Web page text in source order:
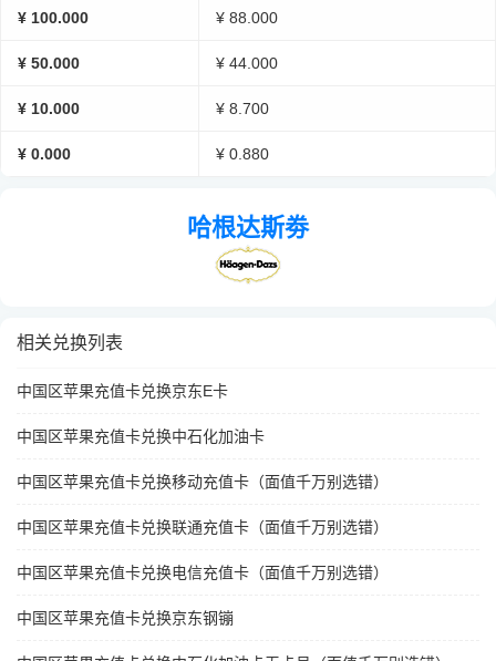
¥ 100.000 ¥ 88.000
¥ 50.000 ¥ 44.000
¥ 10.000 ¥ 8.700
¥ 0.000 ¥ 0.880
哈根达斯劵
相关兑换列表
中国区苹果充值卡兑换京东E卡
中国区苹果充值卡兑换中石化加油卡
中国区苹果充值卡兑换移动充值卡（面值千万别选错）
中国区苹果充值卡兑换联通充值卡（面值千万别选错）
中国区苹果充值卡兑换电信充值卡（面值千万别选错）
中国区苹果充值卡兑换京东钢镚